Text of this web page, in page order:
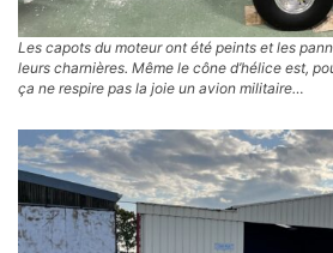
Les capots du moteur ont été peints et les
leurs charnières. Même le cône d’hélice est,
ça ne respire pas la joie un avion militaire…